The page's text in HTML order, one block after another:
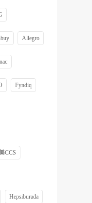
Allegro
Fyndiq
CCS
Hepsiburada